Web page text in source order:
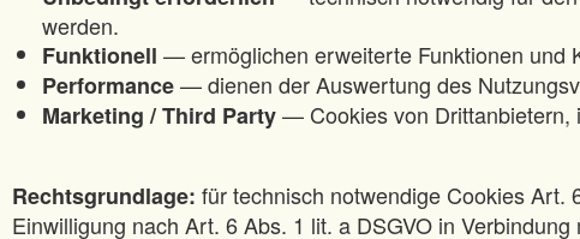
werden.
Funktionell — ermöglichen erweiterte Funktionen und
Performance— dienen der Auswertung des
Marketing / Third Party— Cookies von Drittanbietern,
Rechtsgrundlage: für technisch notwendige Cookies Art.
Einwilligung nach Art. 6 Abs. 1 lit. a DSGVO in